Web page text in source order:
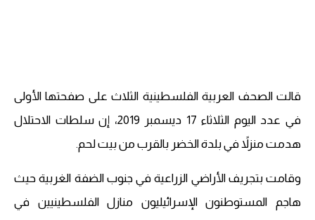
قالت الصحف العربية الفلسطينية الثلاث على صفحتها الأولى
في عدد اليوم الثلاثاء 17 ديسمبر 2019، إن سلطات الاحتلال
هدمت منزلاً في بلدة الخضر بالقرب من بيت لحم.
وقامت بتجريف الأراضي الزراعية في جنوب الضفة الغربية حيث
هاجم المستوطنون الإسرائيليون منازل الفلسطينيين في